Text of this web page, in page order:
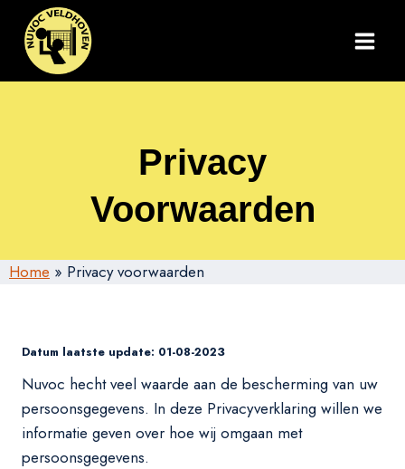
Doorgaan
naar
inhoud
Privacy
Voorwaarden
Home » Privacy voorwaarden
Datum laatste update: 01-08-2023
Nuvoc hecht veel waarde aan de bescherming van uw
persoonsgegevens. In deze Privacyverklaring willen we
informatie geven over hoe wij omgaan met
persoonsgegevens.